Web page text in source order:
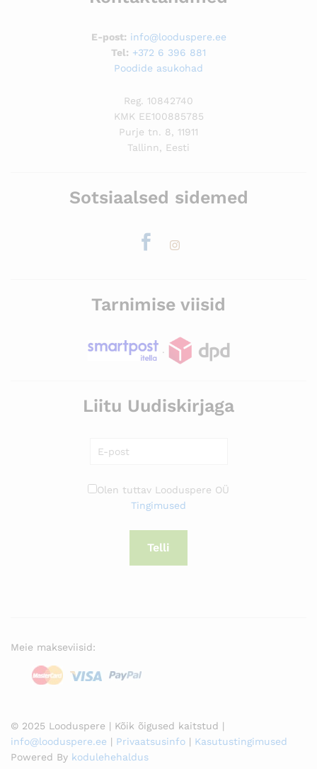
E-post: info@looduspere.ee
Tel: +372 6 396 881
Poodide asukohad
Reg. 10842740
KMK EE100885785
Purje tn. 8, 11911
Tallinn, Eesti
Sotsiaalsed sidemed
Tarnimise viisid
Liitu Uudiskirjaga
Olen tuttav Looduspere OÜ
Tingimused
Telli
© 2025 Looduspere | Kõik õigused kaitstud |
info@looduspere.ee | Privaatsusinfo | Kasutustingimused
Powered By kodulehehaldus
Meie makseviisid: